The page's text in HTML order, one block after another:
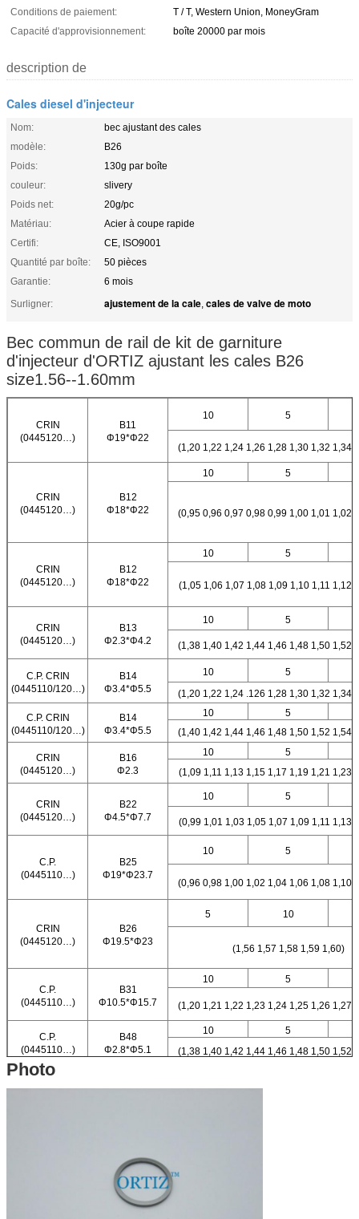
Conditions de paiement:
T / T, Western Union, MoneyGram
Capacité d'approvisionnement:
boîte 20000 par mois
description de
Cales diesel d'injecteur
Nom:
bec ajustant des cales
modèle:
B26
Poids:
130g par boîte
couleur:
slivery
Poids net:
20g/pc
Matériau:
Acier à coupe rapide
Certifi:
CE, ISO9001
Quantité par boîte:
50 pièces
Garantie:
6 mois
Surligner:
ajustement de la cale, cales de valve de moto
Bec commun de rail de kit de garniture
d'injecteur d'ORTIZ ajustant les cales B26
size1.56--1.60mm
CRIN
(0445120…)
B11
Φ19*Φ22
10 5
(1,20 1,22 1,24 1,26 1,28 1,30 1,32 1,34
CRIN
(0445120…)
B12
Φ18*Φ22
10 5
(0,95 0,96 0,97 0,98 0,99 1,00 1,01 1,02
CRIN
(0445120…)
B12
Φ18*Φ22
10 5
(1,05 1,06 1,07 1,08 1,09 1,10 1,11 1,12
CRIN
(0445120…)
B13
Φ2.3*Φ4.2
10 5
(1,38 1,40 1,42 1,44 1,46 1,48 1,50 1,52
C.P. CRIN
(0445110/120…)
B14
Φ3.4*Φ5.5
10
5
(1,20 1,22 1,24 .126 1,28 1,30 1,32 1,34
C.P. CRIN
(0445110/120…)
B14
Φ3.4*Φ5.5
10
5
(1,40 1,42 1,44 1,46 1,48 1,50 1,52 1,54
CRIN
(0445120…)
B16
Φ2.3
10
5
(1,09 1,11 1,13 1,15 1,17 1,19 1,21 1,23
CRIN
(0445120…)
B22
Φ4.5*Φ7.7
10 5
(0,99 1,01 1,03 1,05 1,07 1,09 1,11 1,13
C.P.
(0445110…)
B25
Φ19*Φ23.7
10 5
(0,96 0,98 1,00 1,02 1,04 1,06 1,08 1,10
CRIN
(0445120…)
B26
Φ19.5*Φ23
5 10
(1,56 1,57 1,58 1,59 1,60)
C.P.
(0445110…)
B31
Φ10.5*Φ15.7
10 5
(1,20 1,21 1,22 1,23 1,24 1,25 1,26 1,27
C.P.
(0445110…)
B48
Φ2.8*Φ5.1
10
5
(1,38 1,40 1,42 1,44 1,46 1,48 1,50 1,52
Photo